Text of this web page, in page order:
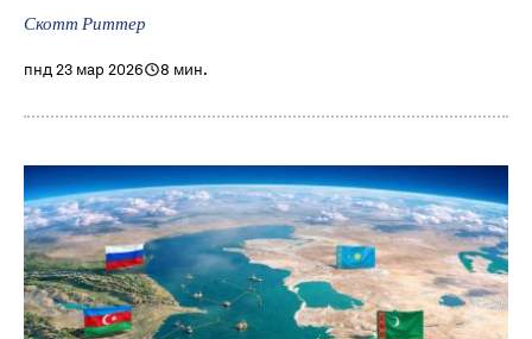
Скотт Риттер
пнд 23 мар 2026 8 мин.